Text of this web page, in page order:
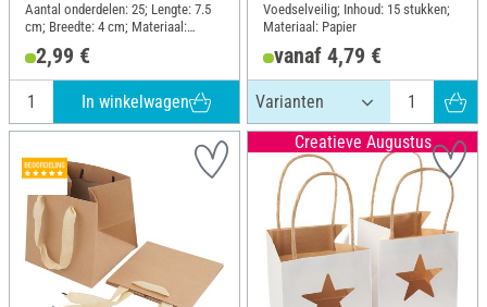
Aantal onderdelen: 25; Lengte: 7.5
cm; Breedte: 4 cm; Materiaal:
Papier
2,99 €
In winkelwagen
Voedselveilig; Inhoud: 15 stukken;
Materiaal: Papier
vanaf 4,79 €
Creatieve Augustus